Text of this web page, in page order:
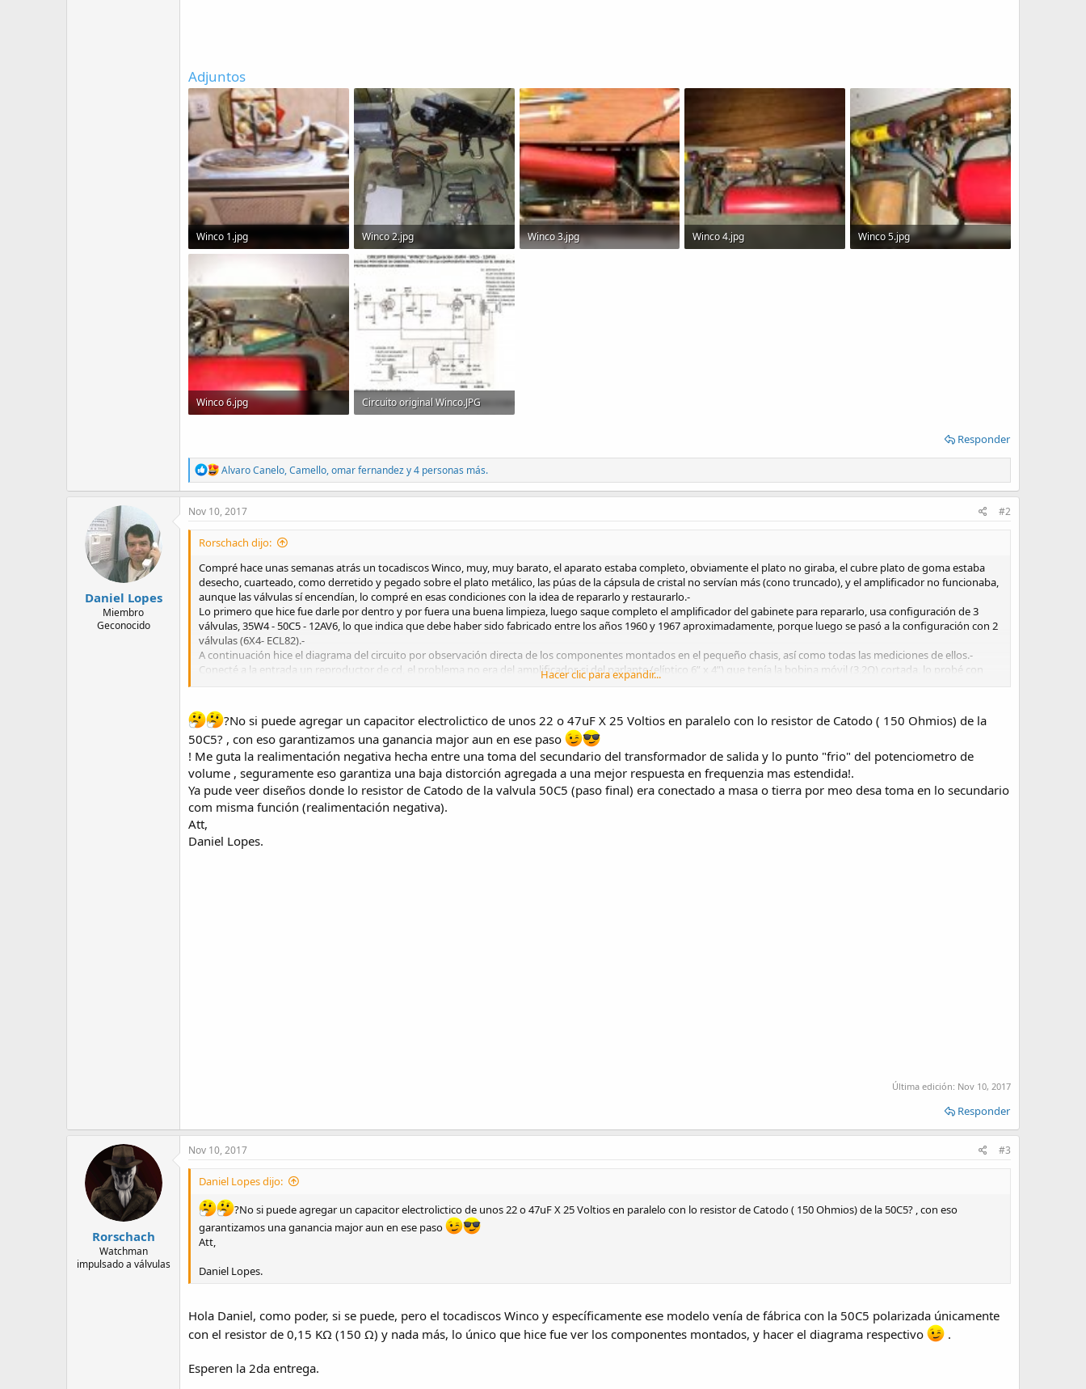
Adjuntos
Winco 1.jpg
Winco 2.jpg
118.9 KB · Visitas: 1,310
Winco 3.jpg
Winco 4.jpg
Winco 5.jpg
Winco 6.jpg
Circuito original Winco.JPG
Responder
R
e
a
t
o
s
:
Alvaro Canelo,Camello,omar fernandezy 4 personas más.
Daniel Lopes
Miembro
Geconocido
Nov 10, 2017 #2
Rorschach dijo:
Compré hace unas semanas atrás un tocadiscos Winco, muy, muy barato, el aparato estaba completo, obviamente el plato no giraba, el cubre plato de goma estaba
desecho, cuarteado, como derretido y pegado sobre el plato metálico, las púas de la cápsula de cristal no servían más (cono truncado), y el amplificador no funcionaba,
aunque las válvulas sí encendían, lo compré en esas condiciones con la idea de repararlo y restaurarlo.-
Lo primero que hice fue darle por dentro y por fuera una buena limpieza, luego saque completo el amplificador del gabinete para repararlo, usa configuración de 3
válvulas, 35W4 - 50C5 - 12AV6, lo que indica que debe haber sido fabricado entre los años 1960 y 1967 aproximadamente, porque luego se pasó a la configuración con 2
válvulas (6X4- ECL82).-
A continuación hice el diagrama del circuito por observación directa de los componentes montados en el pequeño chasis, así como todas las mediciones de ellos.-
Conecté a la entrada un reproductor de cd, el problema no era del amplificador, si del parlante (elíptico 6” x 4”) que tenía la bobina móvil (3,2Ω) cortada, lo probé con
otro, y salió funcionando, sin embargo los potenciómetros de volumen y tono provocaban ruidos al activarlos o en forma estática, sin señal acusaba fuerte zumbido de
Ver imágenes y video:
Ver el archivo adjunto 161413
Ver el archivo adjunto 161414
Ver el archivo adjunto 161420
Hacer clic para expandir...
?No si puede agregar un capacitor electrolictico de unos 22 o 47uF X 25 Voltios en paralelo con lo resistor de Catodo ( 150 Ohmios) de la
50C5? , con eso garantizamos una ganancia major aun en ese paso
! Me guta la realimentación negativa hecha entre una toma del secundario del transformador de salida y lo punto "frio" del potenciometro de
volume , seguramente eso garantiza una baja distorción agregada a una mejor respuesta en frequenzia mas estendida!.
Ya pude veer diseños donde lo resistor de Catodo de la valvula 50C5 (paso final) era conectado a masa o tierra por meo desa toma en lo secundario
com misma función (realimentación negativa).
Att,
Daniel Lopes.
Última edición: Nov 10, 2017
Responder
Rorschach
Watchman
impulsado a válvulas
Nov 10, 2017 #3
Daniel Lopes dijo:
?No si puede agregar un capacitor electrolictico de unos 22 o 47uF X 25 Voltios en paralelo con lo resistor de Catodo ( 150 Ohmios) de la 50C5? , con eso
garantizamos una ganancia major aun en ese paso
Att,
Daniel Lopes.
Hola Daniel, como poder, si se puede, pero el tocadiscos Winco y específicamente ese modelo venía de fábrica con la 50C5 polarizada únicamente
con el resistor de 0,15 KΩ (150 Ω) y nada más, lo único que hice fue ver los componentes montados, y hacer el diagrama respectivo
.
Esperen la 2da entrega.